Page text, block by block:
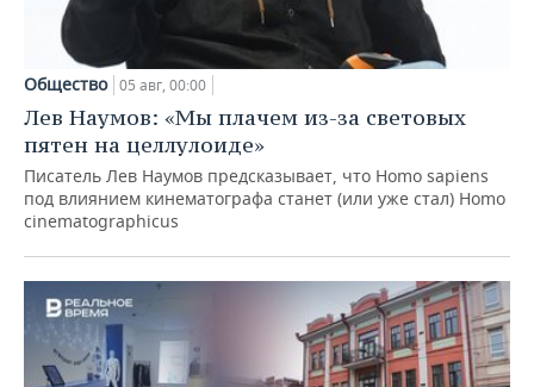
Общество 05 авг, 00:00
Лев Наумов: «Мы плачем из-за световых
пятен на целлулоиде»
Писатель Лев Наумов предсказывает, что Homo sapiens
под влиянием кинематографа станет (или уже стал) Homo
cinematographicus